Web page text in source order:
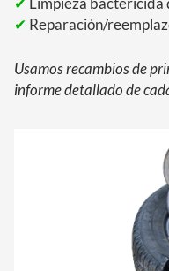
✔ Reparación/
Usamos recambios de
informe detallado de